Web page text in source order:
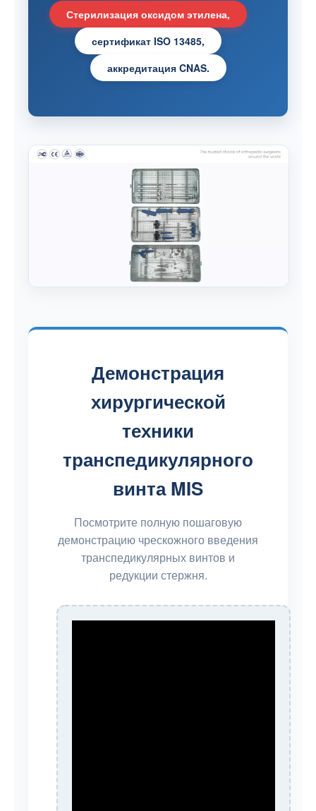
Стерилизация оксидом этилена,
сертификат ISO 13485,
аккредитация CNAS.
Демонстрация
хирургической
техники
транспедикулярного
винта MIS
Посмотрите полную пошаговую
демонстрацию чрескожного введения
транспедикулярных винтов и
редукции стержня.